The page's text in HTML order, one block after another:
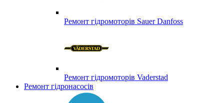
Ремонт гідромоторів Sauer Danfoss
Ремонт гідромоторів Vaderstad
Ремонт гідронасосів